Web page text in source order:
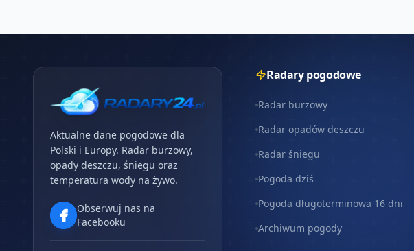
Aktualne dane pogodowe dla
Polski i Europy. Radar burzowy,
opady deszczu, śniegu oraz
temperatura wody na żywo.
Obserwuj nas na
Facebooku
Radary pogodowe
Radar burzowy
Radar opadów deszczu
Radar śniegu
Pogoda dziś
Pogoda długoterminowa 16 dni
Archiwum pogody